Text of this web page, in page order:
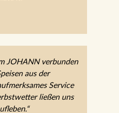
JOHANN
Speisen aus
aufmerksames
Herbstwetter